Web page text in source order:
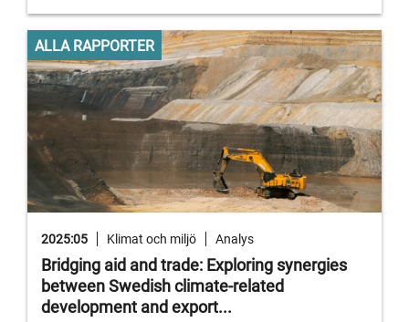
ALLA RAPPORTER
2025:05 Klimat och miljö Analys
Bridging aid and trade: Exploring synergies
between Swedish climate-related
development and export...